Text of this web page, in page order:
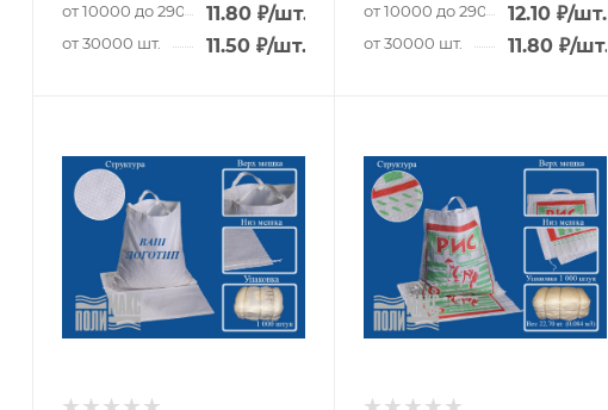
от 10000 до 29000 шт.
11.80 ₽/шт.
от 30000 шт. 11.50 ₽/шт.
от 10000 до 29000 шт.
12.10 ₽/шт.
от 30000 шт. 11.80 ₽/шт.